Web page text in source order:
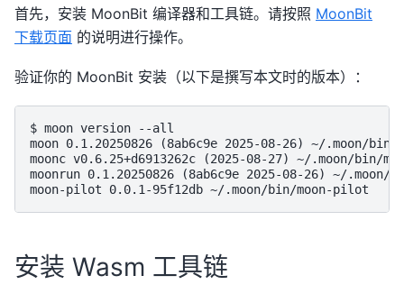
首先，安装 MoonBit 编译器和工具链。请按照 MoonBit
下载页面 的说明进行操作。
验证你的 MoonBit 安装（以下是撰写本文时的版本）：
$ moon version --all
moon 0.1.20250826 (8ab6c9e 2025-08-26) ~/.moon/bin/
moonc v0.6.25+d6913262c (2025-08-27) ~/.moon/bin/
moonrun 0.1.20250826 (8ab6c9e 2025-08-26) ~/.moon/
安装 Wasm 工具链